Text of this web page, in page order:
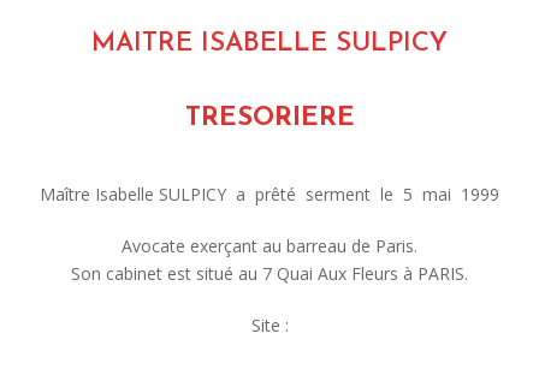
MAITRE ISABELLE SULPICY
TRESORIERE
Maître Isabelle SULPICY a prêté serment le 5 mai 1999
Avocate exerçant au barreau de Paris.
Son cabinet est situé au 7 Quai Aux Fleurs à PARIS.
Site :